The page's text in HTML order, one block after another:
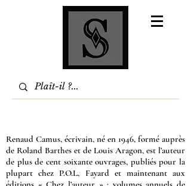
Renaud Camus, écrivain, né en 1946, formé auprès
de Roland Barthes et de Louis Aragon, est l’auteur
de plus de cent soixante ouvrages, publiés pour la
plupart chez P.O.L, Fayardet maintenant aux